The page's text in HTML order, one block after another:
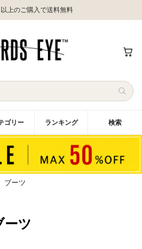
上のご購入で送料無料
ゴリー ランキング 検索
ブーツ
ーツ